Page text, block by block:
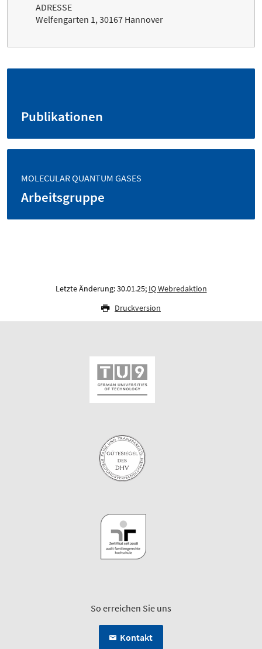
ADRESSE
Welfengarten 1, 30167 Hannover
Publikationen
MOLECULAR QUANTUM GASES
Arbeitsgruppe
Letzte Änderung: 30.01.25; IQ Webredaktion
Druckversion
So erreichen Sie uns
Kontakt